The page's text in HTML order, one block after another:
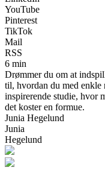
YouTube
Pinterest
TikTok
Mail
RSS
6 min
Drømmer du om at
til, hvordan du med
inspirerende studie, hvor
det koster en formue.
Junia Hegelund
Junia
Hegelund